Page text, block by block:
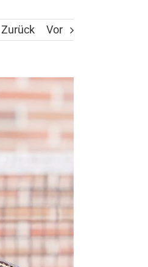
Zurück Vor